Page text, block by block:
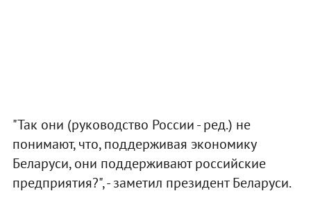
"Так они (руководство России - ред.) не
понимают, что, поддерживая экономику
Беларуси, они поддерживают российские
предприятия?", - заметил президент Беларуси.